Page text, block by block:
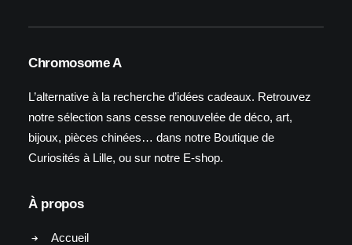
Chromosome A
L’alternative à la recherche d’idées cadeaux. Retrouvez
notre sélection sans cesse renouvelée de déco, art,
bijoux, pièces chinées… dans notre Boutique de
Curiosités à Lille, ou sur notre E-shop.
À propos
Accueil